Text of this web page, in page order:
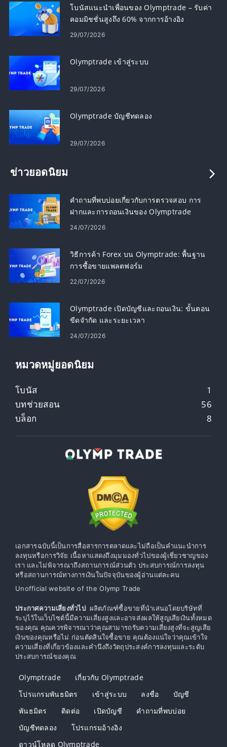
โบนัสแนะนำเพื่อนของ Olymptrade – รับค่า
คอมมิชชั่นสูงถึง 60% จากการอ้างอิง
29/07/2026
Olymptrade เข้าสู่ระบบ
29/07/2026
Olymptrade บัญชีทดลอง
29/07/2026
ข่าวยอดนิยม
คำถามที่พบบ่อยเกี่ยวกับการตรวจสอบ การ
ฝากและการถอนเงินของ Olymptrade
24/07/2026
วิธีการค้า Forex บน Olymptrade: พื้นฐาน
การซื้อขายแพลตฟอร์ม
22/07/2026
Olymptrade เปิดบัญชีและถอนเงิน: ขั้นตอน
ขีดจำกัด และระยะเวลา
24/07/2026
หมวดหมู่ยอดนิยม
โบนัส
1
บทช่วยสอน
56
บล็อก
8
เอกสารฉบับนี้เป็นการสื่อสารการตลาดและไม่ถือเป็นคำแนะนำการ
ลงทุนหรือการวิจัย เนื้อหาแสดงถึงมุมมองทั่วไปของผู้เชี่ยวชาญของ
เรา และไม่พิจารณาถึงสถานการณ์ส่วนตัว ประสบการณ์การลงทุน
หรือสถานการณ์ทางการเงินในปัจจุบันของผู้อ่านแต่ละคน
Unofficial website of the Olymp Trade
ประกาศความเสี่ยงทั่วไป: ผลิตภัณฑ์ซื้อขายที่นำเสนอโดยบริษัทที่
ระบุไว้ในเว็บไซต์นี้มีความเสี่ยงสูงและอาจส่งผลให้สูญเสียเงินทั้งหมด
ของคุณ คุณควรพิจารณาว่าคุณสามารถรับความเสี่ยงสูงที่จะสูญเสีย
เงินของคุณหรือไม่ ก่อนตัดสินใจซื้อขาย คุณต้องแน่ใจว่าคุณเข้าใจ
ความเสี่ยงที่เกี่ยวข้องและคำนึงถึงวัตถุประสงค์การลงทุนและระดับ
ประสบการณ์ของคุณ
Olymptrade
เกี่ยวกับ Olymptrade
โปรแกรมพันธมิตร
เข้าสู่ระบบ ลงชื่อ
บัญชี
พันธมิตร
ติดต่อ เปิดบัญชี
คำถามที่พบบ่อย
บัญชีทดลอง
โปรแกรมอ้างอิง
ดาวน์โหลด Olymptrade